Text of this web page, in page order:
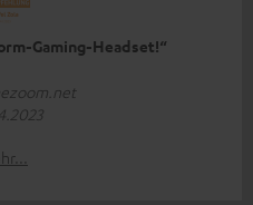
Gaming-Headset!“